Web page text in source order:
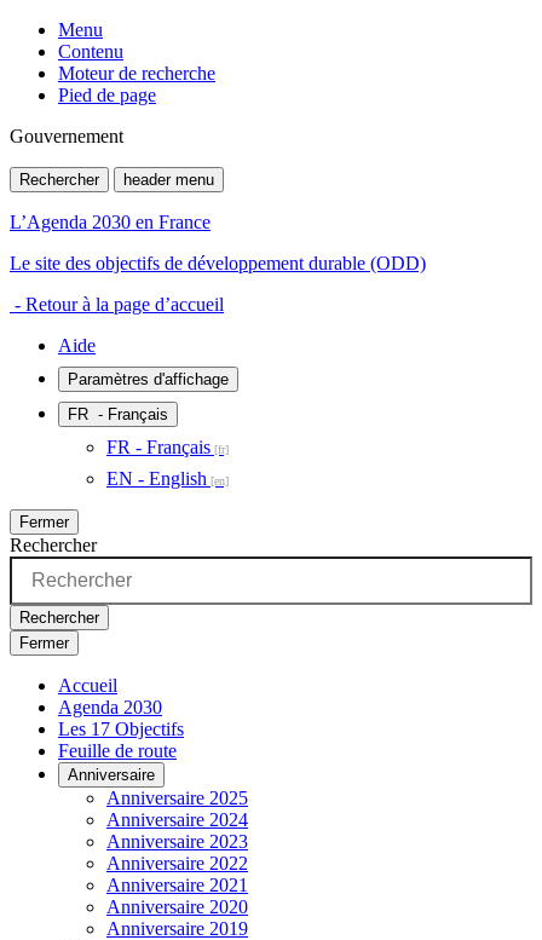
Menu
Contenu
Moteur de recherche
Pied de page
Gouvernement
Rechercher header menu
L’Agenda 2030 en France
Le site des objectifs de développement durable (ODD)
- Retour à la page d’accueil
Aide
Paramètres d'affichage
FR - Français
FR - Français
EN - English
Fermer
Rechercher
Rechercher
Fermer
Accueil
Agenda 2030
Les 17 Objectifs
Feuille de route
Anniversaire
Anniversaire 2025
Anniversaire 2024
Anniversaire 2023
Anniversaire 2022
Anniversaire 2021
Anniversaire 2020
Anniversaire 2019